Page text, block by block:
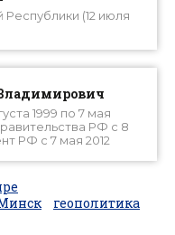
(12 июля
1999 по 7 мая
РФ с 8
РФ с 7 мая 2012
геополитика